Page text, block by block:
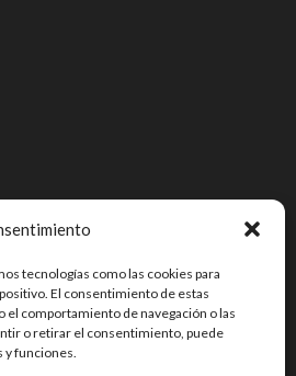
tecnologías como las cookies para
El consentimiento de estas
comportamiento de navegación o las
o retirar el consentimiento, puede
y funciones.